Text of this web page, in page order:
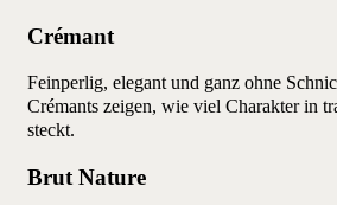
Crémant
Feinperlig, elegant und ganz ohne
Crémants zeigen, wie viel Charakter in
steckt.
Brut Nature